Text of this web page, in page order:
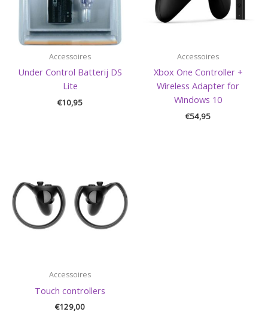
Accessoires
Under Control Batterij DS
Lite
€10,95
Accessoires
Xbox One Controller +
Wireless Adapter for
Windows 10
€54,95
Accessoires
Touch controllers
€129,00